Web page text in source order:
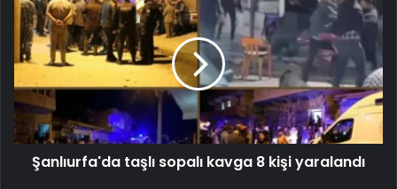
Şanlıurfa'da taşlı sopalı kavga 8 kişi yaralandı